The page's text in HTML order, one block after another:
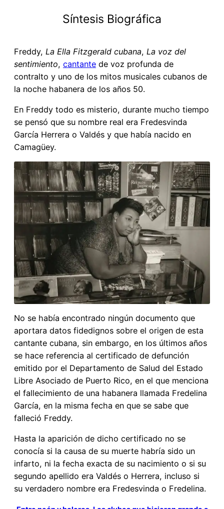
Síntesis Biográfica
Freddy, La Ella Fitzgerald cubana, La voz del
sentimiento, cantante de voz profunda de
contralto y uno de los mitos musicales cubanos de
la noche habanera de los años 50.
En Freddy todo es misterio, durante mucho tiempo
se pensó que su nombre real era Fredesvinda
García Herrera o Valdés y que había nacido en
Camagüey.
No se había encontrado ningún documento que
aportara datos fidedignos sobre el origen de esta
cantante cubana, sin embargo, en los últimos años
se hace referencia al certificado de defunción
emitido por el Departamento de Salud del Estado
Libre Asociado de Puerto Rico, en el que menciona
el fallecimiento de una habanera llamada Fredelina
García, en la misma fecha en que se sabe que
falleció Freddy.
Hasta la aparición de dicho certificado no se
conocía si la causa de su muerte habría sido un
infarto, ni la fecha exacta de su nacimiento o si su
segundo apellido era Valdés o Herrera, incluso si
su verdadero nombre era Fredesvinda o Fredelina.